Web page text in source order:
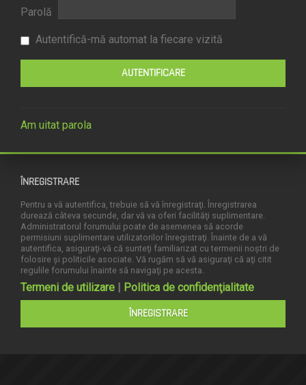
Parolă
Autentifică-mă automat la fiecare vizită
Am uitat parola
ÎNREGISTRARE
Pentru a vă autentifica, trebuie să vă înregistraţi. Înregistrarea
durează câteva secunde, dar vă va oferi facilităţi suplimentare.
Administratorul forumului poate de asemenea să acorde
permisiuni suplimentare utilizatorilor înregistraţi. Înainte de a vă
autentifica, asiguraţi-vă că sunteţi familiarizat cu termenii noştri de
folosire şi politicile asociate. Vă rugăm să vă asiguraţi că aţi citit
regulile forumului înainte să navigaţi pe acesta.
Termeni de utilizare | Politica de confidenţialitate
ÎNREGISTRARE